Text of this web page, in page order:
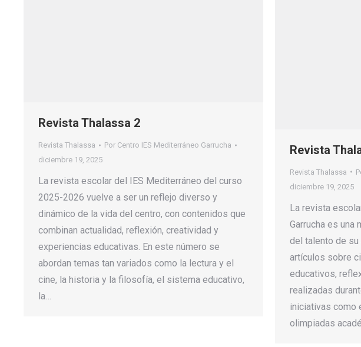
Revista Thalassa 2
Revista Thalassa Por Centro IES Mediterráneo Garrucha
diciembre 19, 2025
La revista escolar del IES Mediterráneo del curso
2025-2026 vuelve a ser un reflejo diverso y
dinámico de la vida del centro, con contenidos que
combinan actualidad, reflexión, creatividad y
experiencias educativas. En este número se
abordan temas tan variados como la lectura y el
cine, la historia y la filosofía, el sistema educativo,
la…
Revista
Revista Thalassa
diciembre 19, 2025
La revista
Garrucha es una
del talento de su
artículos sobre
educativos,
realizadas
iniciativas como
olimpiadas